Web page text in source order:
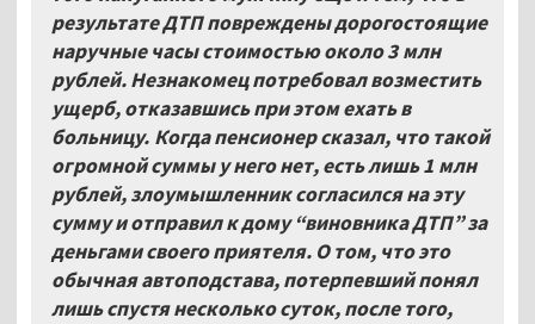
результате ДТП повреждены дорогостоящие
наручные часы стоимостью около 3 млн
рублей. Незнакомец потребовал возместить
ущерб, отказавшись при этом ехать в
больницу. Когда пенсионер сказал, что такой
огромной суммы у него нет, есть лишь 1 млн
рублей, злоумышленник согласился на эту
сумму и отправил к дому “виновника ДТП” за
деньгами своего приятеля. О том, что это
обычная автоподстава, потерпевший понял
лишь спустя несколько суток, после того,